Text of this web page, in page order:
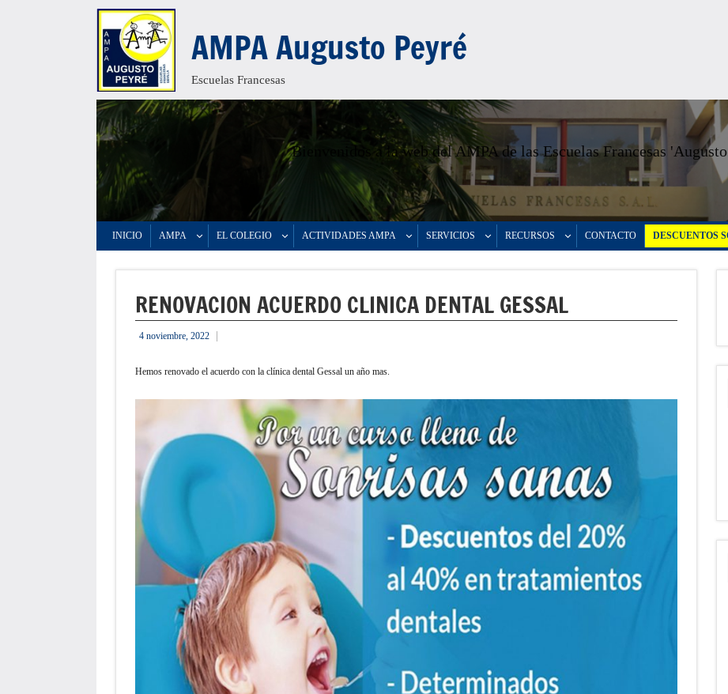
Saltar
al
contenido
AMPA Augusto Peyré
Escuelas Francesas
Bienvenidos a la web del AMPA de las Escuelas Francesas
INICIO AMPA EL COLEGIO ACTIVIDADES AMPA SERVICIOS RECURSOS CONTACTO DESCUENTOS
RENOVACION ACUERDO CLINICA DENTAL GESSAL
4 noviembre, 2022
Hemos renovado el acuerdo con la clínica dental Gessal un año mas.